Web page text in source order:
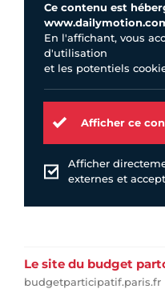
Ce contenu est
En l'affichant, vous
d'utilisation
et les potentiels
Afficher ce
Afficher
externes et
Le site du budget
budgetparticipatif.paris.fr